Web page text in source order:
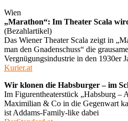
Wien
„Marathon“: Im Theater Scala
(Bezahlartikel)
Das Wiener Theater Scala zeigt in
man den Gnadenschuss“ die
Vergnügungsindustrie in den 1930er
Kurier.at
Wir klonen die Habsburger – im
Im Figurentheaterstück „Habsburg –
Maximilian & Co in die Gegenwart
ist Addams-Family-like dabei